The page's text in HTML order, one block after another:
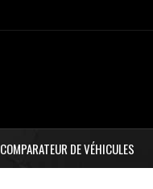
COMPARATEUR DE VÉHICULES